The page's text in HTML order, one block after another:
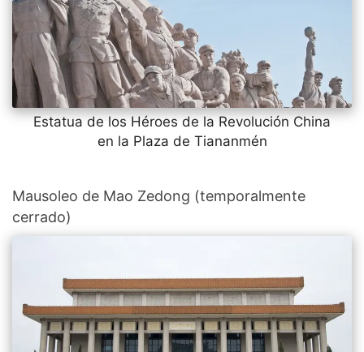
Estatua de los Héroes de la Revolución China
en la Plaza de Tiananmén
Mausoleo de Mao Zedong (temporalmente
cerrado)